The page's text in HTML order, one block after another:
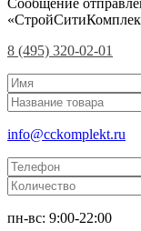
Сообщение
8 (495) 320-02-01
info@cckomplekt.ru
пн-вс: 9:00-22:00